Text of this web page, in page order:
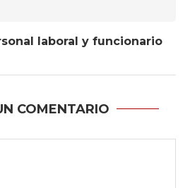
laboral y funcionario
COMENTARIO